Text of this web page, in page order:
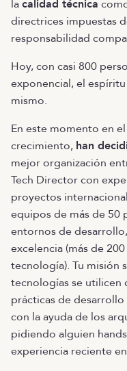
lacalidad técnica
directrices impuestas
responsabilidad
Hoy, con casi 800
exponencial, el
mismo.
En este momento en
crecimiento, han
mejor organización
Tech Director con
proyectos
equipos de más de 50
entornos de desarrollo,
excelencia (más de
tecnología). Tu misión
tecnologías se utilicen
prácticas de
con la ayuda de los
pidiendo alguien
experiencia reciente